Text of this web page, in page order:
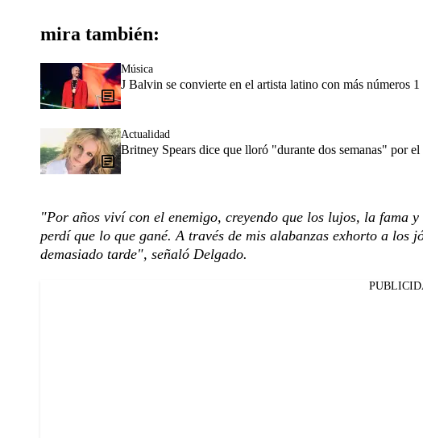
mira también:
Música
J Balvin se convierte en el artista latino con más números
Actualidad
Britney Spears dice que lloró "durante dos semanas" por
"Por años viví con el enemigo, creyendo que los lujos, la fama
perdí que lo que gané. A través de mis alabanzas exhorto a los
demasiado tarde", señaló Delgado.